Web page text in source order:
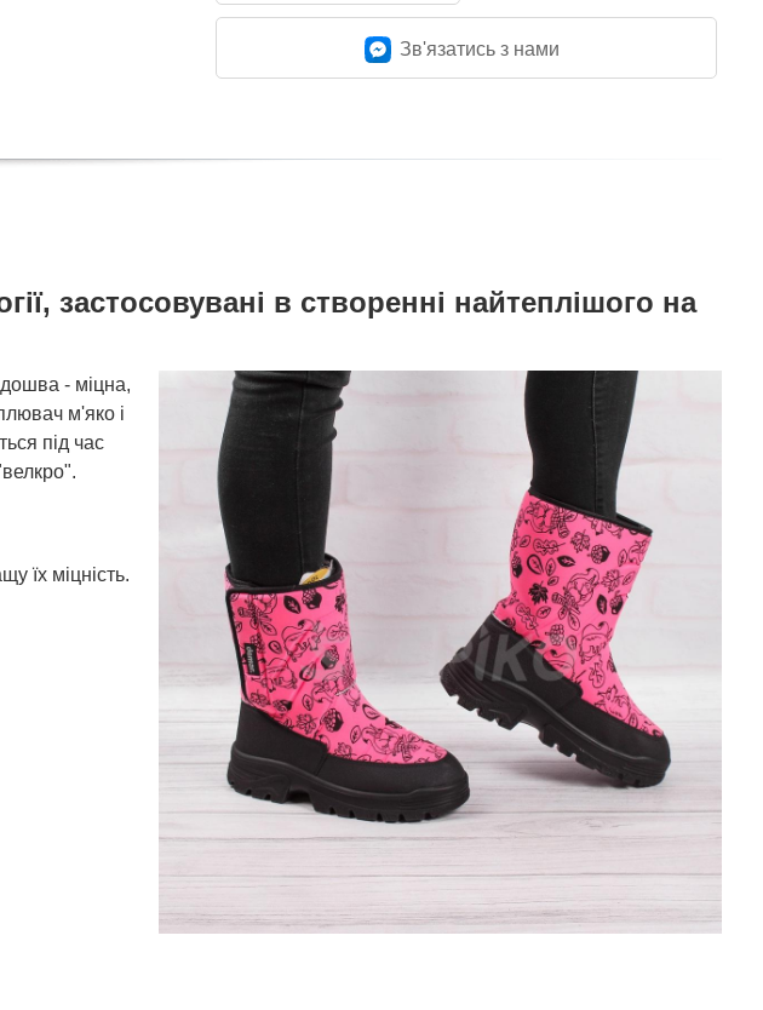
Зв'язатись з нами
застосовувані в створенні найтеплішого на
- міцна,
м'яко і
під час
їх міцність.